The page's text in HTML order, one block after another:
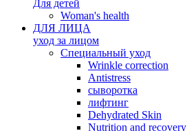
Для детей
Woman's health
ДЛЯ ЛИЦА
уход за лицом
Специальный уход
Wrinkle correction
Antistress
сыворотка
лифтинг
Dehydrated Skin
Nutrition and recovery